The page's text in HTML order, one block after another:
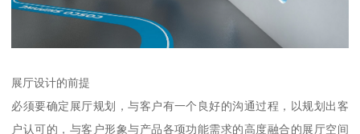
展厅设计的前提
必须要确定展厅规划，与客户有一个良好的沟通过程，以规划出客
户认可的，与客户形象与产品各项功能需求的高度融合的展厅空间